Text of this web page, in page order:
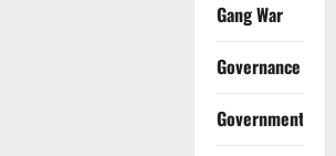
Gang War
Governance
Government